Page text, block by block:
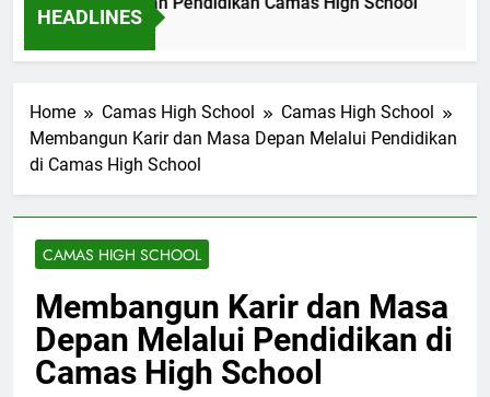
HEADLINES
Home Camas High School
Camas High School
Membangun Karir dan Masa Depan Melalui Pendidikan
di Camas High School
CAMAS HIGH SCHOOL
Membangun Karir dan Masa
Depan Melalui Pendidikan di
Camas High School